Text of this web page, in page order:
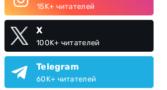
15K+ читателей
X
100K+ читателей
Telegram
60K+ читателей